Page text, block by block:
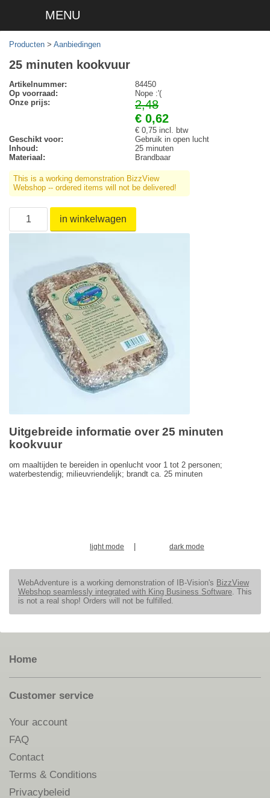
MENU
Producten > Aanbiedingen
25 minuten kookvuur
Artikelnummer:
84450
Op voorraad:
Nope :'(
Onze prijs:
2,48
€ 0,62
€ 0,75 incl. btw
Geschikt voor:
Gebruik in open lucht
Inhoud:
25 minuten
Materiaal:
Brandbaar
This is a working demonstration BizzView
Webshop -- ordered items will not be delivered!
in winkelwagen
Uitgebreide informatie over 25 minuten
kookvuur
om maaltijden te bereiden in openlucht voor 1 tot 2 personen;
waterbestendig; milieuvriendelijk; brandt ca. 25 minuten
light mode | dark mode
WebAdventure is a working demonstration of IB-Vision's BizzView
Webshop seamlessly integrated with King Business Software . This
is not a real shop! Orders will not be fulfilled.
Home
Customer service
Your account
FAQ
Contact
Terms & Conditions
Privacybeleid